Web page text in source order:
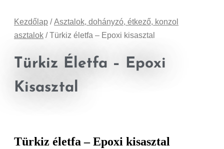
Kezdőlap /Asztalok, dohányzó, étkező, konzol
asztalok / Türkiz életfa – Epoxi kisasztal
Türkiz Életfa – Epoxi
Kisasztal
Türkiz életfa – Epoxi kisasztal